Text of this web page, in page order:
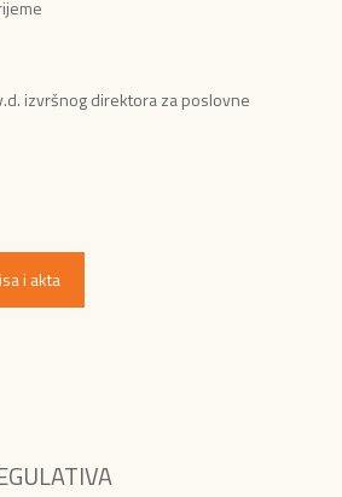
izvršnog direktora za poslovne
i akta